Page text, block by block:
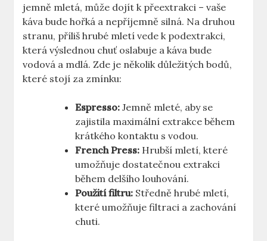
jemně mletá,⁣ může dojít k přeextrakci – vaše
káva bude hořká ‍a nepříjemně silná. Na druhou
stranu, příliš hrubé mletí vede k ‌podextrakci,
která výslednou chuť oslabuje a káva bude
vodová a mdlá. Zde je několik důležitých‌ bodů,
které stojí⁣ za zmínku:
Espresso: Jemně mleté, aby se
zajistila maximální extrakce během
krátkého kontaktu s‌ vodou.
French Press: Hrubší mletí, které
umožňuje dostatečnou extrakci
během delšího louhování.
Použití filtru: Středně hrubé mletí,
které umožňuje filtraci a zachování
chuti.